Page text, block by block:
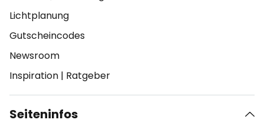
Lichtplanung
Gutscheincodes
Newsroom
Inspiration | Ratgeber
Seiteninfos